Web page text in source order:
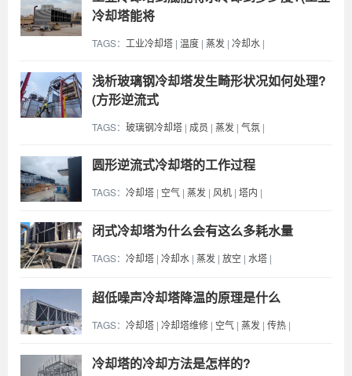
冷却塔能将
TAGS： 工业冷却塔 | 温度 | 蒸发 | 冷却水 |
浅析玻璃钢冷却塔发生畸形状况如何处理?
(方形逆流式
TAGS： 玻璃钢冷却塔 | 成员 | 蒸发 | 气氛 |
圆形逆流式冷却塔的工作过程
TAGS： 冷却塔 | 空气 | 蒸发 | 风机 | 塔内 |
闭式冷却塔为什么会有这么多耗水量
TAGS： 冷却塔 | 冷却水 | 蒸发 | 放空 | 水塔 |
超低噪声冷却塔​降温的原理是什么
TAGS： 冷却塔 | 冷却塔维修 | 空气 | 蒸发 | 传热 |
冷却塔的冷却方法是怎样的?